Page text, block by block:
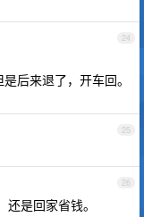
24
后来退了，开车回。
25
26
是回家省钱。